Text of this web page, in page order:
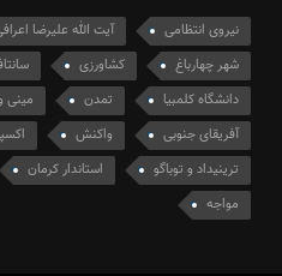
نیروی انتظامی آیت الله علیرضا
شهر چهارباغ
کشاورزی
دانشگاه کلمبیا
تمدن مینی
آفریقای جنوبی
واکنش
ترینیداد و توباگو
استاندار کرمان
مواجه